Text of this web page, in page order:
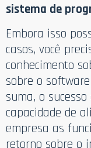
sistema de
Embora isso
casos, você
conhecimento
sobre o
suma, o
capacidade de
empresa as
retorno sobre o